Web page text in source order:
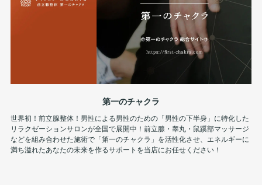
第一のチャクラ
世界初！前立腺整体！男性による男性のための「男性の下半身」に特化した
リラクゼーションサロンが全国で展開中！前立腺・睾丸・鼠蹊部マッサージ
などを組み合わせた施術で「第一のチャクラ」を活性化させ、エネルギーに
満ち溢れたあなたの未来を作るサポートを当店にお任せください！